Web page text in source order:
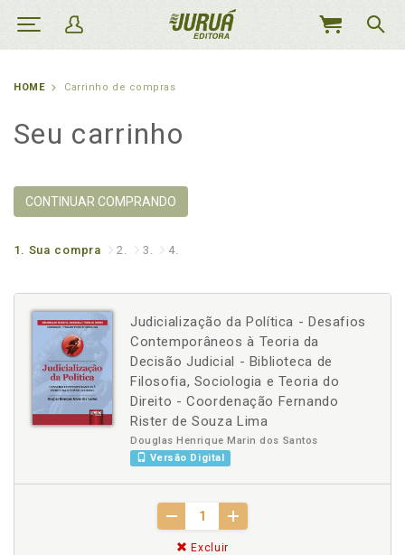
MEU
HOME Carrinho de compras
Seu carrinho
CONTINUAR COMPRANDO
1. Sua compra 2. 3. 4.
Judicialização da Política - Desafios
Contemporâneos à Teoria da
Decisão Judicial - Biblioteca de
Filosofia, Sociologia e Teoria do
Direito - Coordenação Fernando
Rister de Souza Lima
Douglas Henrique Marin dos Santos
Versão Digital
Excluir